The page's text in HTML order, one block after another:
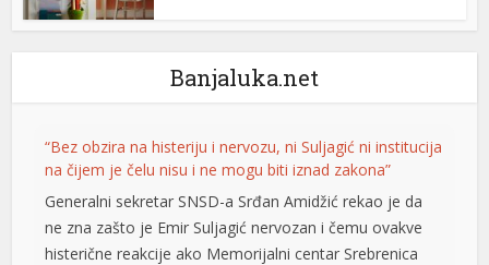
Banjaluka.net
“Bez obzira na histeriju i nervozu, ni Suljagić ni institucija
na čijem je čelu nisu i ne mogu biti iznad zakona”
Generalni sekretar SNSD-a Srđan Amidžić rekao je da
ne zna zašto je Emir Suljagić nervozan i čemu ovakve
histerične reakcije ako Memorijalni centar Srebrenica